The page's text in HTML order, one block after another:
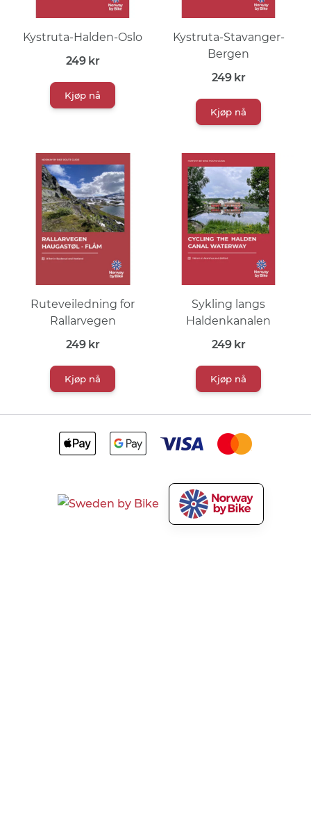
Kystruta-Halden-Oslo
249 kr
Kjøp nå
Kystruta-Stavanger-
Bergen
249 kr
Kjøp nå
Ruteveiledning for
Rallarvegen
249 kr
Kjøp nå
Sykling langs
Haldenkanalen
249 kr
Kjøp nå